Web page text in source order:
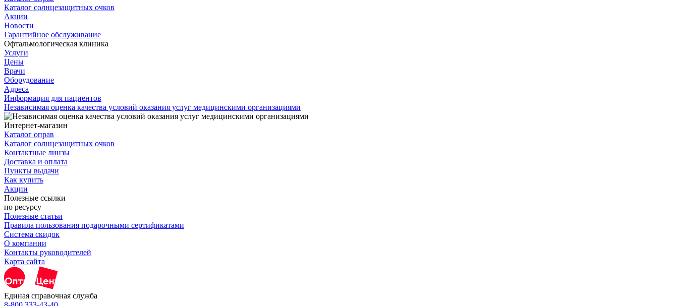
Каталог солнцезащитных очков
Акции
Новости
Гарантийное обслуживание
Офтальмологическая клиника
Услуги
Цены
Врачи
Оборудование
Адреса
Информация для пациентов
Независимая оценка качества условий оказания услуг медицинскими организациями
Интернет-магазин
Каталог оправ
Каталог солнцезащитных очков
Контактные линзы
Доставка и оплата
Пункты выдачи
Как купить
Акции
Полезные ссылки
по ресурсу
Полезные статьи
Правила пользования подарочными сертификатами
Система скидок
О компании
Контакты руководителей
Карта сайта
Единая справочная служба